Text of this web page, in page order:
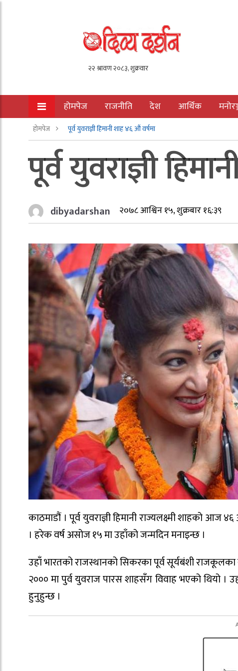
होमपेज राजनीति देश आर्थिक
होमपेज पूर्व युवराज्ञी हिमानी शाह ४६ औं वर्षमा
पूर्व युवराज्ञी
dibyadarshan २०७८ आश्विन १५, शुक्रबार १६:३९
काठमाडौं । पूर्व युवराज्ञी हिमानी राज्यलक्ष्मी शाहको आज
। हरेक वर्ष असोज १५ मा उहाँको जन्मदिन मनाइन्छ ।
उहाँ भारतको राजस्थानको सिकरका पूर्व सूर्यबंशी राजकूलका
२००० मा पुर्व युवराज पारस शाहसँग विवाह भएको थियो ।
हुनुहुन्छ ।